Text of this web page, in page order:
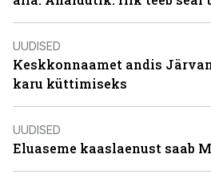
UUDISED
Keskkonnaamet andis
karu küttimiseks
UUDISED
Eluaseme kaaslaenust saab